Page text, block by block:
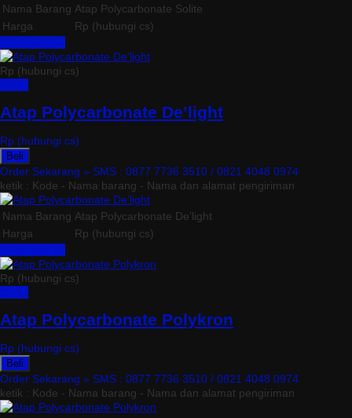
Nama Barang Atap Polycarbonate Solite
Harga
Rp (hubungi cs)
Rp (hubungi cs)
Atap Polycarbonate De’light
Rp (hubungi cs)
Beli
Order Sekarang » SMS : 0877 7736 3510 / 0821 4048 0974
ketik : Kode - Nama barang - Nama dan alamat pengiriman
Nama Barang Atap Polycarbonate De’light
Harga
Rp (hubungi cs)
Rp (hubungi cs)
Atap Polycarbonate Polykron
Rp (hubungi cs)
Beli
Order Sekarang » SMS : 0877 7736 3510 / 0821 4048 0974
ketik : Kode - Nama barang - Nama dan alamat pengiriman